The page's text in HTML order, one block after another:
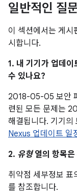
일반적인 질
이 섹션에서는 게시
시합니다.
1. 내 기기가 업데
수 있나요?
2018-05-05 보안
련된 모든 문제는
해결됩니다. 기기의
Nexus 업데이트 일
2. 유형열의 항목은
취약점 세부정보 표
를 참조합니다.